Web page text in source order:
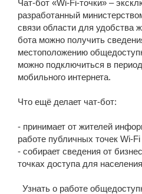
Чат-бот «Wi-Fi-точки» –
разработанный
связи области для удобства
бота можно получить
местоположению
можно подключиться в
мобильного интернета.
Что ещё делает чат-бот:
- принимает от жителей
работе публичных точек Wi-Fi
- собирает сведения от
точках доступа для
Узнать о работе